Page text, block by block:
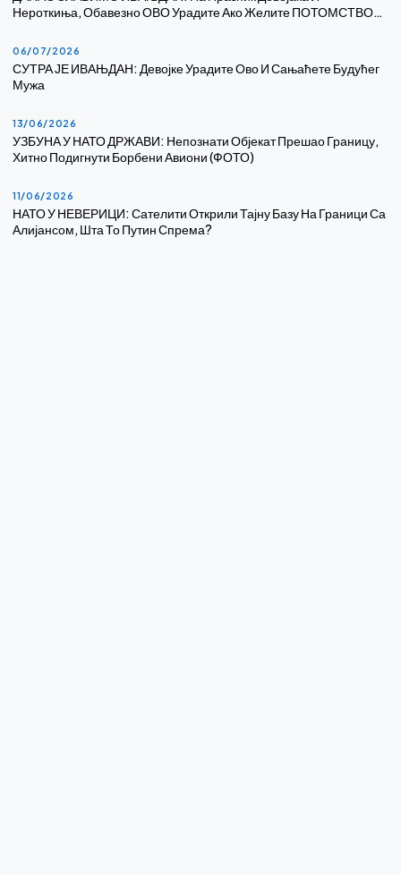
Нероткиња, Обавезно ОВО Урадите Ако Желите ПОТОМСТВО…
06/07/2026
СУТРА ЈЕ ИВАЊДАН: Девојке Урадите Ово И Сањаћете Будућег
Мужа
13/06/2026
УЗБУНА У НАТО ДРЖАВИ: Непознати Објекат Прешао Границу,
Хитно Подигнути Борбени Авиони (ФОТО)
11/06/2026
НАТО У НЕВЕРИЦИ: Сателити Открили Тајну Базу На Граници Са
Алијансом, Шта То Путин Спрема?